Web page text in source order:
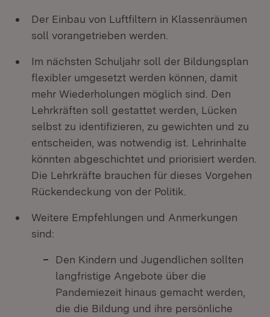
Der Einbau von Luftfiltern in Klassenräumen
soll vorangetrieben werden.
Im nächsten Schuljahr soll der Bildungsplan
flexibler umgesetzt werden können, damit
mehr Wiederholungen möglich sind. Den
Lehrkräften soll gestattet werden, Lücken
selbst zu identifizieren, zu gewichten und zu
entscheiden, was notwendig ist. Lehrinhalte
könnten abgeschichtet und priorisiert werden.
Die Lehrkräfte brauchen für dieses Vorgehen
Rückendeckung von der Politik.
Weitere Empfehlungen und Anmerkungen
sind:
Den Kindern und Jugendlichen sollten
langfristige Angebote über die
Pandemiezeit hinaus gemacht werden,
die die Bildung und ihre persönliche